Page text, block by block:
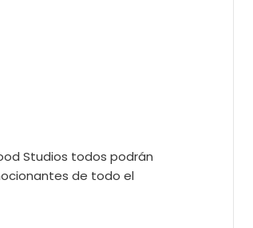
Studios todos podrán
de todo el